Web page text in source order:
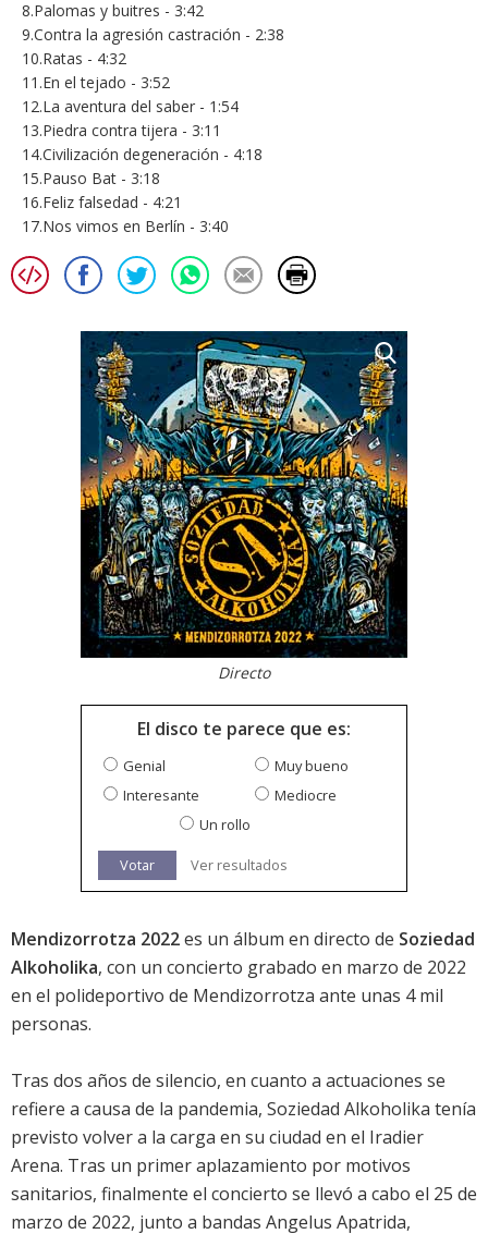
8.Palomas y buitres - 3:42
9.Contra la agresión castración - 2:38
10.Ratas - 4:32
11.En el tejado - 3:52
12.La aventura del saber - 1:54
13.Piedra contra tijera - 3:11
14.Civilización degeneración - 4:18
15.Pauso Bat - 3:18
16.Feliz falsedad - 4:21
17.Nos vimos en Berlín - 3:40
Directo
El disco te parece que es:
Genial
Muy bueno
Interesante
Mediocre
Un rollo
Votar Ver resultados
Mendizorrotza 2022es un álbum en directo de Soziedad
Alkoholika, con un concierto grabado en marzo de 2022
en el polideportivo de Mendizorrotza ante unas 4 mil
personas.
Tras dos años de silencio, en cuanto a actuaciones se
refiere a causa de la pandemia, Soziedad Alkoholika tenía
previsto volver a la carga en su ciudad en el Iradier
Arena. Tras un primer aplazamiento por motivos
sanitarios, finalmente el concierto se llevó a cabo el 25 de
marzo de 2022, junto a bandas Angelus Apatrida,